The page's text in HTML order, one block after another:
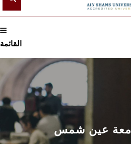
القائمة
القطاعـات
الشئون الأكاديمية
عين شمس